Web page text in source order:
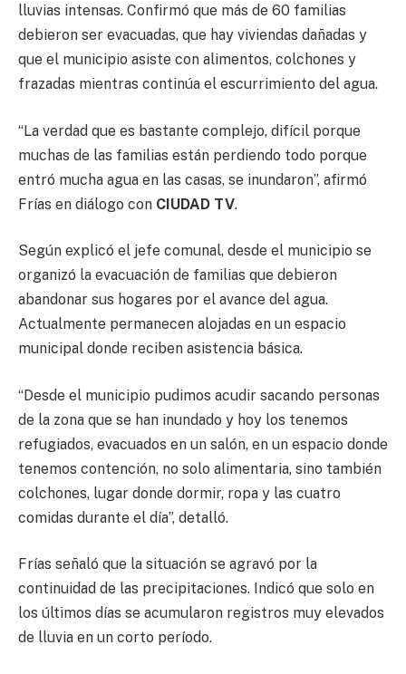
lluvias intensas. Confirmó que más de 60 familias
debieron ser evacuadas, que hay viviendas dañadas y
que el municipio asiste con alimentos, colchones y
frazadas mientras continúa el escurrimiento del agua.
“La verdad que es bastante complejo, difícil porque
muchas de las familias están perdiendo todo porque
entró mucha agua en las casas, se inundaron”, afirmó
Frías en diálogo con CIUDAD TV.
Según explicó el jefe comunal, desde el municipio se
organizó la evacuación de familias que debieron
abandonar sus hogares por el avance del agua.
Actualmente permanecen alojadas en un espacio
municipal donde reciben asistencia básica.
“Desde el municipio pudimos acudir sacando personas
de la zona que se han inundado y hoy los tenemos
refugiados, evacuados en un salón, en un espacio donde
tenemos contención, no solo alimentaria, sino también
colchones, lugar donde dormir, ropa y las cuatro
comidas durante el día”, detalló.
Frías señaló que la situación se agravó por la
continuidad de las precipitaciones. Indicó que solo en
los últimos días se acumularon registros muy elevados
de lluvia en un corto período.